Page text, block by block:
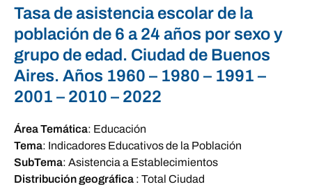
Tasa de asistencia escolar de la
población de 6 a 24 años por sexo y
grupo de edad. Ciudad de Buenos
Aires. Años 1960 – 1980 – 1991 –
2001 – 2010 – 2022
Área Temática: Educación
Tema: Indicadores Educativos de la Población
SubTema: Asistencia a Establecimientos
Distribución geográfica : Total Ciudad